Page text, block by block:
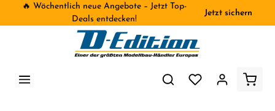
🔥 Wöchentlich neue Angebote – Jetzt Top-
Deals entdecken!
Jetzt sichern